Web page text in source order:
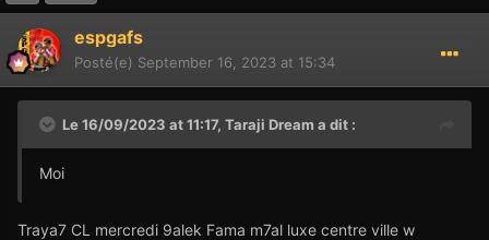
espgafs
Posté(e) September 16, 2023 at 15:34
Le 16/09/2023 at 11:17, Taraji Dream a dit :
Moi
Traya7 CL mercredi 9alek Fama m7al luxe centre ville w